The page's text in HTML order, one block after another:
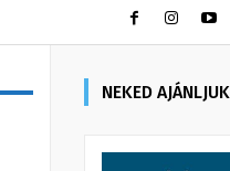
NEKED AJÁNLJUK